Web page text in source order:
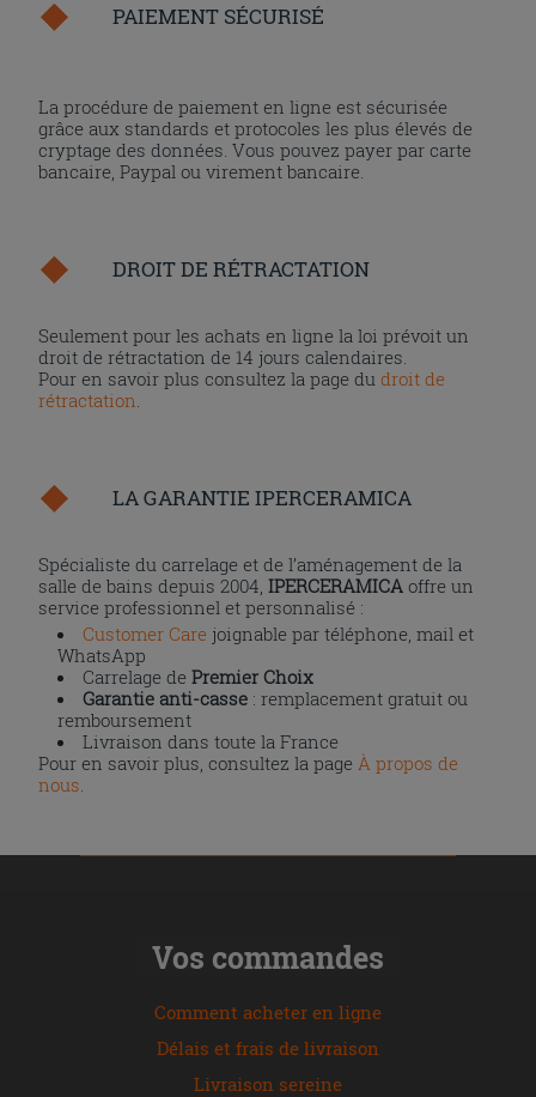
PAIEMENT SÉCURISÉ
La procédure de paiement en ligne est sécurisée
grâce aux standards et protocoles les plus élevés de
cryptage des données. Vous pouvez payer par carte
bancaire, Paypal ou virement bancaire.
DROIT DE RÉTRACTATION
Seulement pour les achats en ligne la loi prévoit un
droit de rétractation de 14 jours calendaires.
Pour en savoir plus consultez la page dudroit de
rétractation
LA GARANTIE IPERCERAMICA
Spécialiste du carrelage et de l’aménagement de la
salle de bains depuis 2004,IPERCERAMICA offre un
service professionnel et personnalisé :
Customer Care joignable par téléphone, mail et
WhatsApp
Carrelage dePremier Choix
Garantie anti-casse : remplacement gratuit ou
remboursement
Livraison dans toute la France
Pour en savoir plus, consultez la page À propos de
nous
Vos commandes
Comment acheter en ligne
Délais et frais de livraison
Livraison sereine